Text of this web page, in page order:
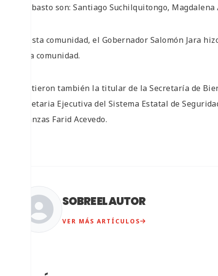
de abasto son: Santiago Suchilquitongo,
En esta comunidad, el Gobernador Salomón Jara
de la comunidad.
Asistieron también la titular de la Secretaría de
secretaria Ejecutiva del Sistema Estatal de
Finanzas Farid Acevedo.
SOBRE EL AUTOR
VER MÁS ARTÍCULOS